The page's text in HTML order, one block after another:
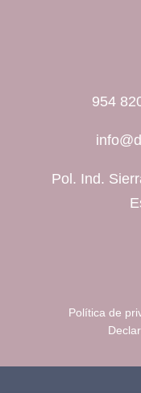
954
Pol. Ind.
Política de